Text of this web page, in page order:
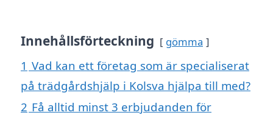
Innehållsförteckning gömma
1 Vad kan ett företag som är specialiserat
på trädgårdshjälp i Kolsva hjälpa till med?
2 Få alltid minst 3 erbjudanden för